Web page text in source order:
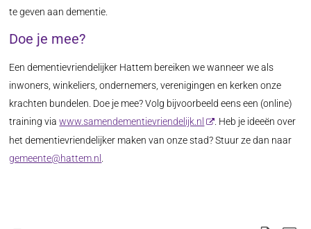
te geven aan dementie.
Doe je mee?
Een dementievriendelijker Hattem bereiken we wanneer we als
inwoners, winkeliers, ondernemers, verenigingen en kerken onze
krachten bundelen. Doe je mee? Volg bijvoorbeeld eens een (online)
training viawww.samendementievriendelijk.nl
. Heb je ideeën over
het dementievriendelijker maken van onze stad? Stuur ze dan naar
gemeente@hattem.nl